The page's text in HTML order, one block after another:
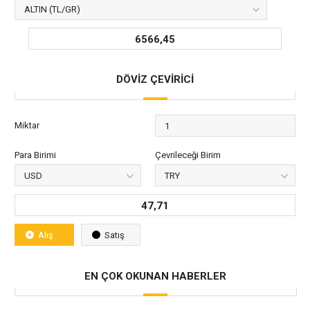
6566,45
DÖVİZ ÇEVİRİCİ
Miktar
Para Birimi Çevrileceği Birim
47,71
Alış Satış
EN ÇOK OKUNAN HABERLER